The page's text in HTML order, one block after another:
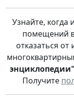
Узнайте, когда
помещений
отказаться
энциклопедии"
Получите